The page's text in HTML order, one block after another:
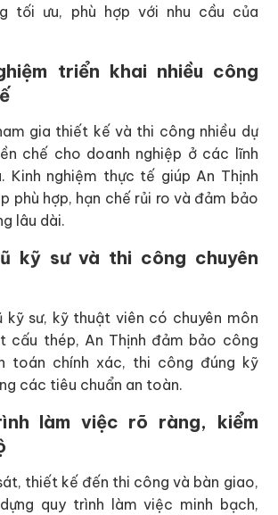
tối ưu, phù hợp với nhu cầu của
triển khai nhiều công
gia thiết kế và thi công nhiều dự
chế cho doanh nghiệp ở các lĩnh
Kinh nghiệm thực tế giúp An Thịnh
phù hợp, hạn chế rủi ro và đảm bảo
lâu dài.
kỹ sư và thi công chuyên
kỹ sư, kỹ thuật viên có chuyên môn
cấu thép, An Thịnh đảm bảo công
toán chính xác, thi công đúng kỹ
các tiêu chuẩn an toàn.
làm việc rõ ràng, kiểm
thiết kế đến thi công và bàn giao,
quy trình làm việc minh bạch,